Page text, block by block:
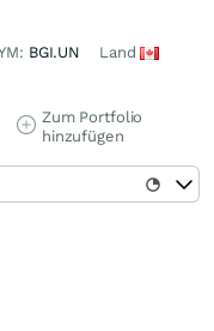
BGI.UN Land
Zum Portfolio
hinzufügen